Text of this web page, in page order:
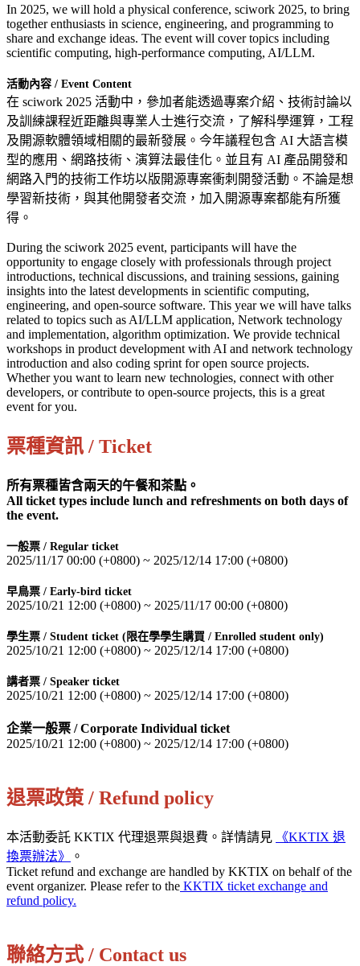
In 2025, we will hold a physical conference, sciwork 2025, to bring
together enthusiasts in science, engineering, and programming to
share and exchange ideas. The event will cover topics including
scientific computing, high-performance computing, AI/LLM.
活動內容 / Event Content
在 sciwork 2025 活動中，參加者能透過專案介紹、技術討論以
及訓練課程近距離與專業人士進行交流，了解科學運算，工程
及開源軟體領域相關的最新發展。今年議程包含 AI 大語言模
型的應用、網路技術、演算法最佳化。並且有 AI 產品開發和
網路入門的技術工作坊以版開源專案衝刺開發活動。不論是想
學習新技術，與其他開發者交流，加入開源專案都能有所獲
得。
During the sciwork 2025 event, participants will have the
opportunity to engage closely with professionals through project
introductions, technical discussions, and training sessions, gaining
insights into the latest developments in scientific computing,
engineering, and open-source software. This year we will have talks
related to topics such as AI/LLM application, Network technology
and implementation, algorithm optimization. We provide technical
workshops in product development with AI and network technology
introduction and also coding sprint for open source projects.
Whether you want to learn new technologies, connect with other
developers, or contribute to open-source projects, this is a great
event for you.
票種資訊 / Ticket
所有票種皆含兩天的午餐和茶點。
All ticket types include lunch and refreshments on both days of
the event.
一般票 / Regular ticket
2025/11/17 00:00 (+0800) ~ 2025/12/14 17:00 (+0800)
早鳥票 / Early-bird ticket
2025/10/21 12:00 (+0800) ~ 2025/11/17 00:00 (+0800)
學生票 / Student ticket (限在學學生購買 / Enrolled student only)
2025/10/21 12:00 (+0800) ~ 2025/12/14 17:00 (+0800)
講者票 / Speaker ticket
2025/10/21 12:00 (+0800) ~ 2025/12/14 17:00 (+0800)
企業一般票 / Corporate Individual ticket
2025/10/21 12:00 (+0800) ~ 2025/12/14 17:00 (+0800)
退票政策 / Refund policy
本活動委託 KKTIX 代理退票與退費。詳情請見
《KKTIX 退
換票辦法》
。
Ticket refund and exchange are handled by KKTIX on behalf of the
event organizer. Please refer to the KKTIX ticket exchange and
refund policy.
聯絡方式 / Contact us